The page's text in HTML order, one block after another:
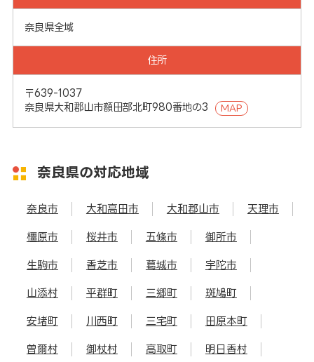
奈良県全域
住所
〒639-1037
奈良県大和郡山市額田部北町980番地の3
MAP
奈良県の対応地域
奈良市 大和高田市 大和郡山市 天理市
橿原市 桜井市 五條市 御所市
生駒市 香芝市 葛城市 宇陀市
山添村 平群町 三郷町 斑鳩町
安堵町 川西町 三宅町 田原本町
曽爾村 御杖村 高取町 明日香村